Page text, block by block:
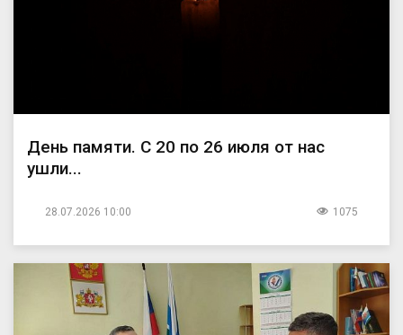
День памяти. С 20 по 26 июля от нас
ушли...
28.07.2026 10:00 1075